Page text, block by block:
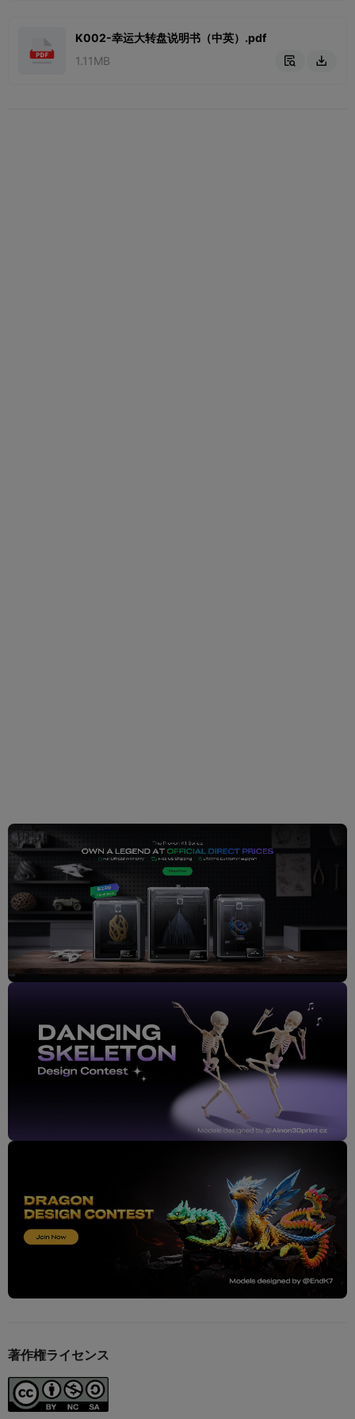
K002-幸运大转盘说明书（中英）.pdf
1.11MB
 
著作権ライセンス